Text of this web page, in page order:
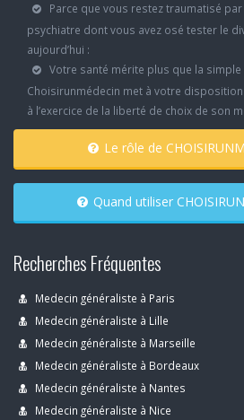
Parce que vous restez traumatisé par
psychiatre dont vous avez osé tester le
aujourd’hui :
Votre santé mérite plus que la
Choisirunmédecin met à votre
à l’exercice de la liberté de choix de son
Le rôle de
Quand utiliser
Recherches Fréquentes
Medecin généraliste à Paris
Medecin généraliste à Lille
Medecin généraliste à Marseille
Medecin généraliste à Bordeaux
Medecin généraliste à Nantes
Medecin généraliste à Nice